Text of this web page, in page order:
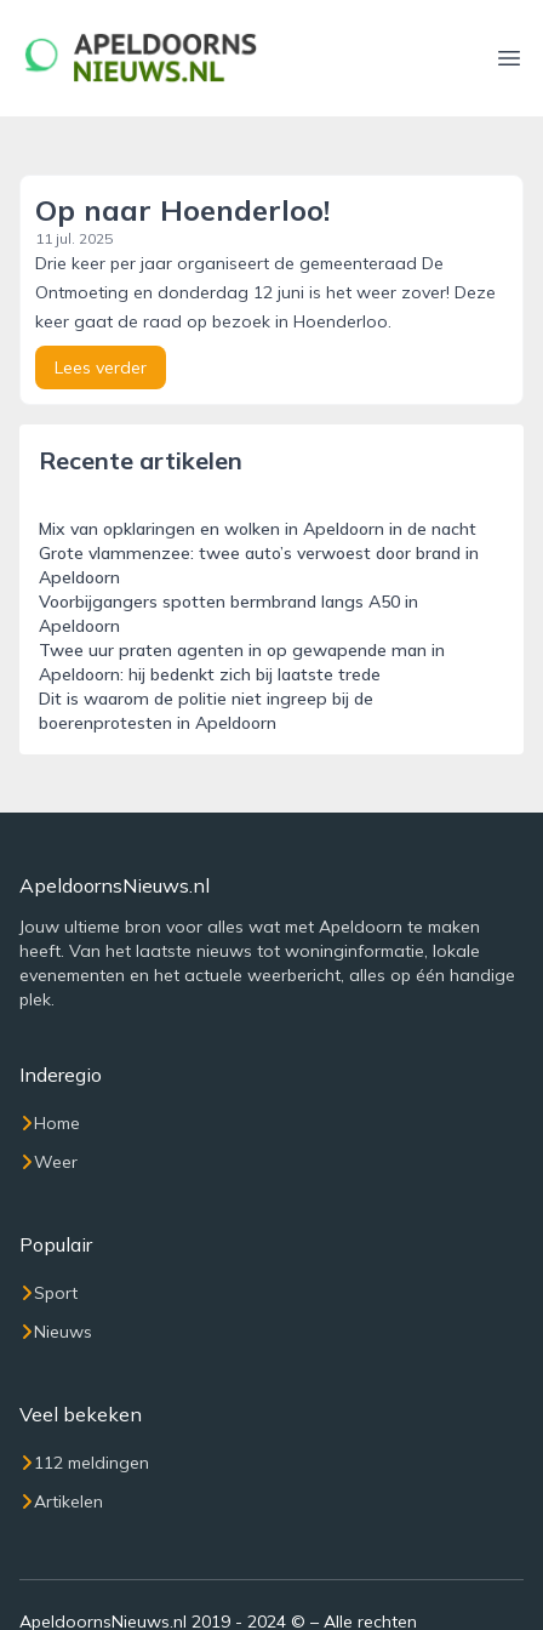
apeldoornsnieuws.nl
Op naar Hoenderloo!
11 jul. 2025
Drie keer per jaar organiseert de gemeenteraad De
Ontmoeting en donderdag 12 juni is het weer zover! Deze
keer gaat de raad op bezoek in Hoenderloo.
Lees verder
Recente artikelen
Mix van opklaringen en wolken in Apeldoorn in de nacht
Grote vlammenzee: twee auto’s verwoest door brand in
Apeldoorn
Voorbijgangers spotten bermbrand langs A50 in
Apeldoorn
Twee uur praten agenten in op gewapende man in
Apeldoorn: hij bedenkt zich bij laatste trede
Dit is waarom de politie niet ingreep bij de
boerenprotesten in Apeldoorn
ApeldoornsNieuws.nl
Jouw ultieme bron voor alles wat met Apeldoorn te maken
heeft. Van het laatste nieuws tot woninginformatie, lokale
evenementen en het actuele weerbericht, alles op één handige
plek.
Inderegio
Home
Weer
Populair
Sport
Nieuws
Veel bekeken
112 meldingen
Artikelen
ApeldoornsNieuws.nl 2019 - 2024 © – Alle rechten